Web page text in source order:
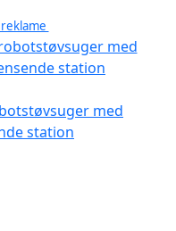
reklame
med
station